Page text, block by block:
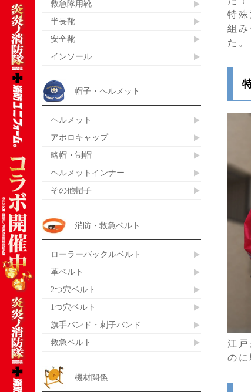
特
組
た。
江
の
救急隊用靴
半長靴
安全靴
インソール
帽子・ヘルメット
ヘルメット
アポロキャップ
略帽・制帽
ヘルメットインナー
その他帽子
消防・救急ベルト
ローラーバックルベルト
革ベルト
2つ穴ベルト
1つ穴ベルト
旗手バンド・刺子バンド
救急ベルト
機材関係